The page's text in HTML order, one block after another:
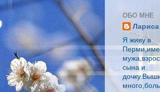
ОБО МНЕ
Лариса
Я живу в
сына и